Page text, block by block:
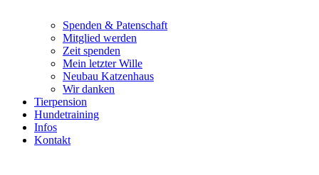
Spenden & Patenschaft
Mitglied werden
Zeit spenden
Mein letzter Wille
Neubau Katzenhaus
Wir danken
Tierpension
Hundetraining
Infos
Kontakt